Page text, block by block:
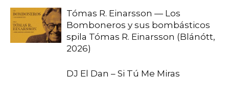
Tómas R. Einarsson — Los
Bomboneros y sus bombásticos
spila Tómas R. Einarsson (Blánótt,
2026)
DJ El Dan – Si Tú Me Miras